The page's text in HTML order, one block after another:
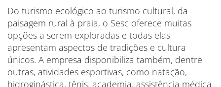
Do turismo ecológico ao turismo cultural, da
paisagem rural à praia, o Sesc oferece muitas
opções a serem exploradas e todas elas
apresentam aspectos de tradições e cultura
únicos. A empresa disponibiliza também, dentre
outras, atividades esportivas, como natação,
hidroginástica, tênis, academia, assistência médica